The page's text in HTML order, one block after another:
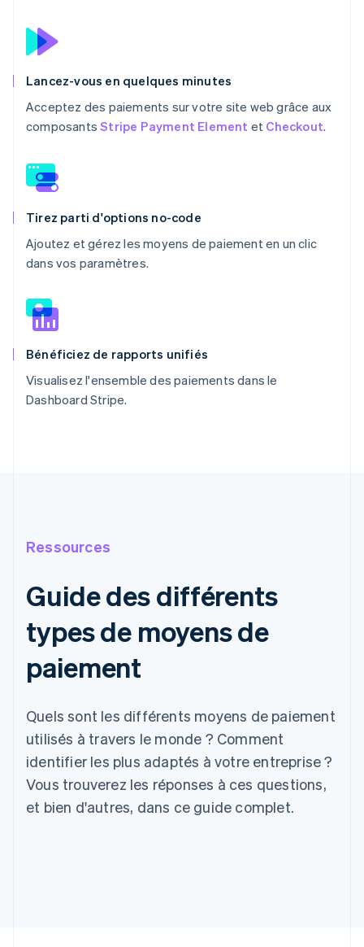
Lancez-vous en quelques minutes
Acceptez des paiements sur votre site web grâce aux
composantsStripe Payment Element et Checkout.
Tirez parti d'options no-code
Ajoutez et gérez les moyens de paiement en un clic
dans vos paramètres.
Bénéficiez de rapports unifiés
Visualisez l'ensemble des paiements dans le
Dashboard Stripe.
Ressources
Guide des différents
types de moyens de
paiement
Quels sont les différents moyens de paiement
utilisés à travers le monde ? Comment
identifier les plus adaptés à votre entreprise ?
Vous trouverez les réponses à ces questions,
et bien d'autres, dans ce guide complet.